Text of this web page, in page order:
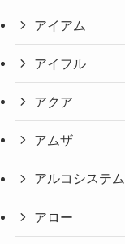
アイアム
アイフル
アクア
アムザ
アルコシステム
アロー